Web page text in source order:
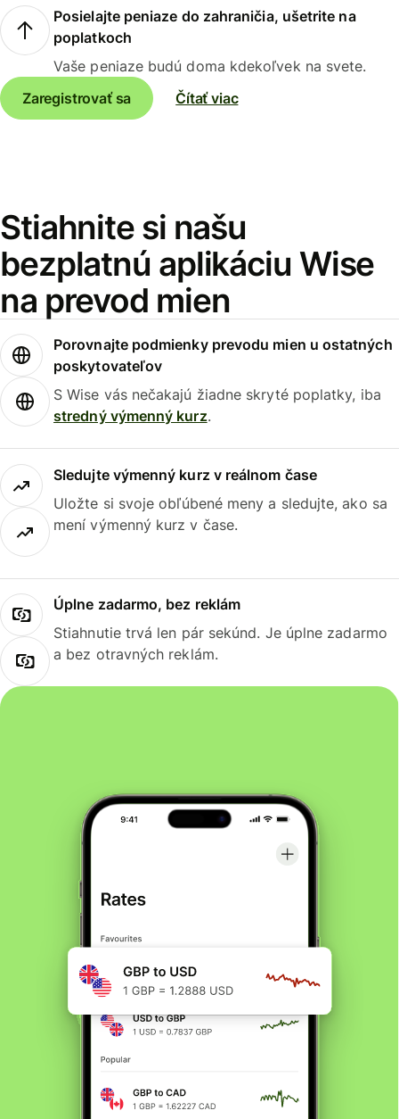
Posielajte peniaze do zahraničia, ušetrite na
poplatkoch
Vaše peniaze budú doma kdekoľvek na svete.
Zaregistrovať sa
Čítať viac
Stiahnite si našu
bezplatnú aplikáciu Wise
na prevod mien
Porovnajte podmienky prevodu mien u ostatných
poskytovateľov
S Wise vás nečakajú žiadne skryté poplatky, iba
stredný výmenný kurz.
Sledujte výmenný kurz v reálnom čase
Uložte si svoje obľúbené meny a sledujte, ako sa
mení výmenný kurz v čase.
Úplne zadarmo, bez reklám
Stiahnutie trvá len pár sekúnd. Je úplne zadarmo
a bez otravných reklám.